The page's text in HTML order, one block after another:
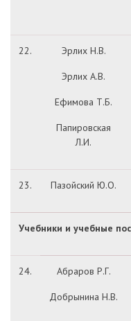
22. Эрлих Н.В.
Эрлих А.В.
Ефимова Т.Б.
Папировская
Л.И.
23. Пазойский Ю.О.
Учебники и учебные
24. Абраров Р.Г.
Добрынина Н.В.